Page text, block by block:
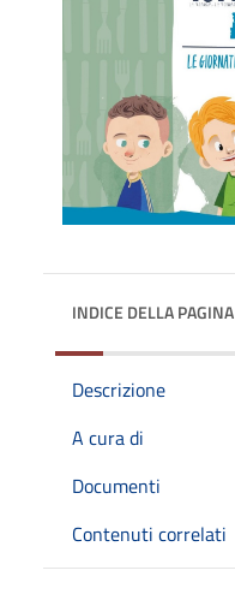
INDICE DELLA PAGINA
Descrizione
A cura di
Documenti
Contenuti correlati